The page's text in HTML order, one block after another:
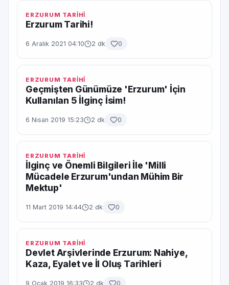
ERZURUM TARİHİ
Erzurum Tarihi!
6 Aralık 2021 04:10 2 dk 0
ERZURUM TARİHİ
Geçmişten Günümüze 'Erzurum' İçin
Kullanılan 5 İlginç İsim!
6 Nisan 2019 15:23 2 dk 0
ERZURUM TARİHİ
İlginç ve Önemli Bilgileri İle 'Milli
Mücadele Erzurum'undan Mühim Bir
Mektup'
11 Mart 2019 14:44 2 dk 0
ERZURUM TARİHİ
Devlet Arşivlerinde Erzurum: Nahiye,
Kaza, Eyalet ve İl Oluş Tarihleri
9 Ocak 2019 16:33 2 dk 0